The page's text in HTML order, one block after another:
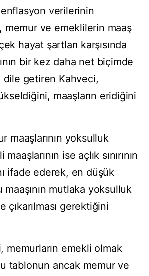
enflasyon verilerinin
memur ve emeklilerin maaş
hayat şartları karşısında
bir kez daha net biçimde
dile getiren Kahveci,
maaşların eridiğini
maaşlarının yoksulluk
maaşlarının ise açlık sınırının
ifade ederek, en düşük
mutlaka yoksulluk
çıkarılması gerektiğini
memurların emekli olmak
tablonun ancak memur ve